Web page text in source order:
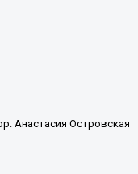
Анастасия Островская